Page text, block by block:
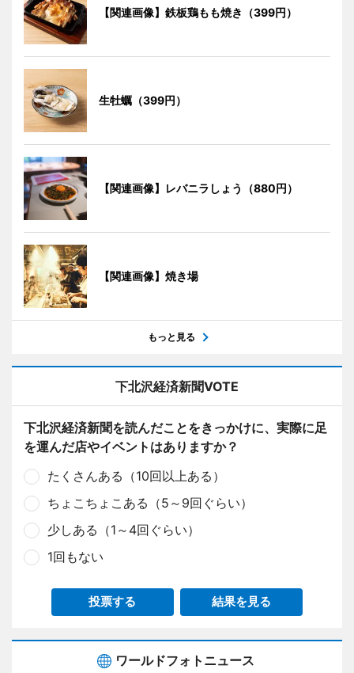
【関連画像】鉄板鶏もも焼き（399円）
生牡蠣（399円）
【関連画像】レバニラしょう（880円）
【関連画像】焼き場
もっと見る
下北沢経済新聞VOTE
下北沢経済新聞を読んだことをきっかけに、実際に足
を運んだ店やイベントはありますか？
たくさんある（10回以上ある）
ちょこちょこある（5～9回ぐらい）
少しある（1～4回ぐらい）
1回もない
投票する 結果を見る
ワールドフォトニュース